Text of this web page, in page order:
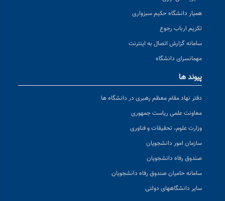
همیار دانشگاه حکیم سبزواری
تکریم ارباب رجوع
سامانه گزارش اتصال به اینترنت
مهمانسرای دانشگاه
پیوند ها
دفتر نهاد مقام معظم رهبری در دانشگاه ها
معاونت علمی ریاست جمهوری
وزارت علوم، تحقیقات و فناوری
سازمان امور دانشجویان
صندوق رفاه دانشجویان
سامانه حامیان صندوق رفاه دانشجویان
سایر دانشگاههای دولتی